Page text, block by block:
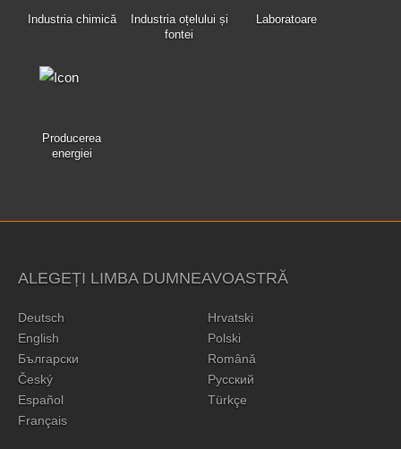
Industria chimică
Industria oțelului și
fontei
Laboratoare
Producerea
energiei
ALEGEȚI LIMBA DUMNEAVOASTRĂ
Deutsch
English
Български
Český
Español
Français
Hrvatski
Polski
Română
Русский
Türkçe